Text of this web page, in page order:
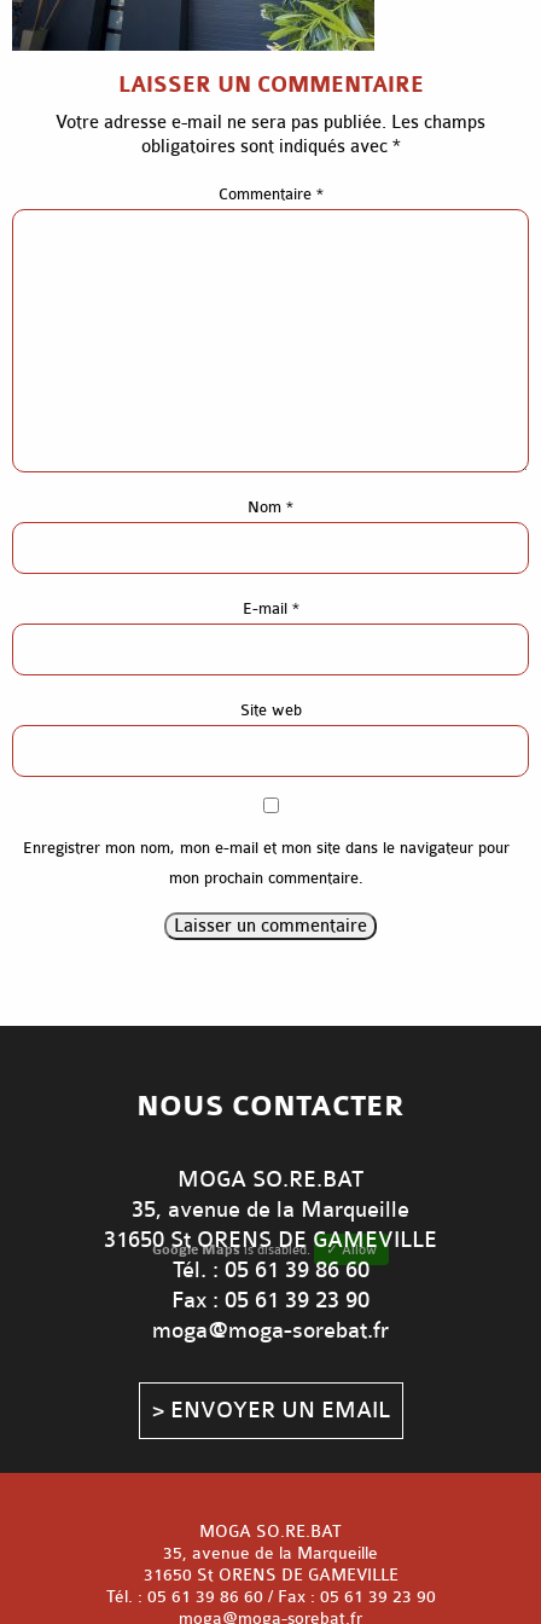
Accueil
Gros-oeuvre rénovation
LAISSER UN COMMENTAIRE
Votre adresse e-mail ne sera pas publiée. Les champs
obligatoires sont indiqués avec *
Commentaire *
Nom *
E-mail *
Site web
Enregistrer mon nom, mon e-mail et mon site dans le navigateur pour
mon prochain commentaire.
Google Maps is disabled. ✓ Allow
NOUS CONTACTER
MOGA SO.RE.BAT
35, avenue de la Marqueille
31650 St ORENS DE GAMEVILLE
Tél. : 05 61 39 86 60
Fax : 05 61 39 23 90
moga@moga-sorebat.fr
> ENVOYER UN EMAIL
MOGA SO.RE.BAT
35, avenue de la Marqueille
31650 St ORENS DE GAMEVILLE
Tél. : 05 61 39 86 60 / Fax : 05 61 39 23 90
moga@moga-sorebat.fr